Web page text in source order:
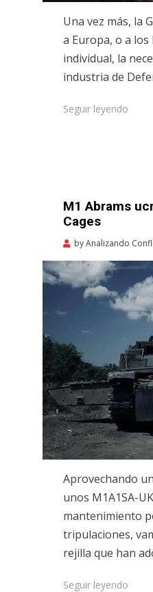
Una vez más, la
a Europa, o a los
individual, la
industria de
Seguir leyendo
M1 Abrams
Cages
byAnalizando
Aprovechando
unos M1A1SA-
mantenimiento
tripulaciones,
rejilla que han
Seguir leyendo